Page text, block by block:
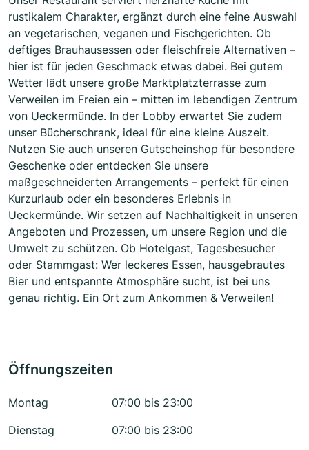
rustikalem Charakter, ergänzt durch eine feine Auswahl
an vegetarischen, veganen und Fischgerichten. Ob
deftiges Brauhausessen oder fleischfreie Alternativen –
hier ist für jeden Geschmack etwas dabei. Bei gutem
Wetter lädt unsere große Marktplatzterrasse zum
Verweilen im Freien ein – mitten im lebendigen Zentrum
von Ueckermünde. In der Lobby erwartet Sie zudem
unser Bücherschrank, ideal für eine kleine Auszeit.
Nutzen Sie auch unseren Gutscheinshop für besondere
Geschenke oder entdecken Sie unsere
maßgeschneiderten Arrangements – perfekt für einen
Kurzurlaub oder ein besonderes Erlebnis in
Ueckermünde. Wir setzen auf Nachhaltigkeit in unseren
Angeboten und Prozessen, um unsere Region und die
Umwelt zu schützen. Ob Hotelgast, Tagesbesucher
oder Stammgast: Wer leckeres Essen, hausgebrautes
Bier und entspannte Atmosphäre sucht, ist bei uns
genau richtig. Ein Ort zum Ankommen & Verweilen!
Öffnungszeiten
Montag
07:00 bis 23:00
Dienstag
07:00 bis 23:00